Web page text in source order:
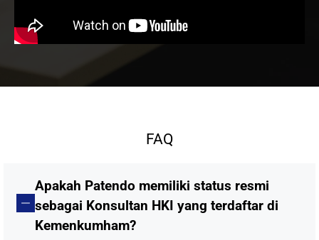
FAQ
Apakah Patendo memiliki status resmi
sebagai Konsultan HKI yang terdaftar di
Kemenkumham?